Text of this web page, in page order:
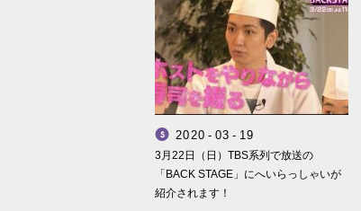
Smappa! Hans Axel von Fersen
2020 - 03 - 19
3月22日（日）TBS系列で放送の
「BACK STAGE」にへいらっしゃいが
紹介されます！